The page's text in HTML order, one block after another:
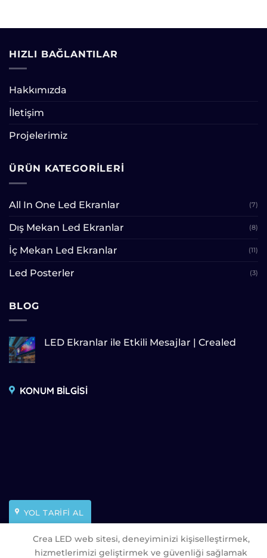
HIZLI BAĞLANTILAR
Hakkımızda
İletişim
Projelerimiz
ÜRÜN KATEGORILERI
All In One Led Ekranlar (7)
Dış Mekan Led Ekranlar (8)
İç Mekan Led Ekranlar (11)
Led Posterler (3)
BLOG
LED Ekranlar ile Etkili Mesajlar | Crealed
KONUM BİLGİSİ
YOL TARİFİ AL
Crea LED web sitesi, deneyiminizi kişiselleştirmek,
hizmetlerimizi geliştirmek ve güvenliği sağlamak